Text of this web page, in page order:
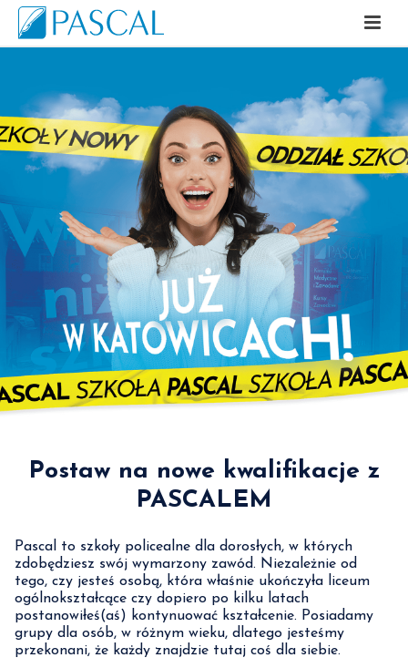
Postaw na nowe kwalifikacje z
PASCALEM
Pascal to szkoły policealne dla dorosłych, w których
zdobędziesz swój wymarzony zawód. Niezależnie od
tego, czy jesteś osobą, która właśnie ukończyła liceum
ogólnokształcące czy dopiero po kilku latach
postanowiłeś(aś) kontynuować kształcenie. Posiadamy
grupy dla osób, w różnym wieku, dlatego jesteśmy
przekonani, że każdy znajdzie tutaj coś dla siebie.